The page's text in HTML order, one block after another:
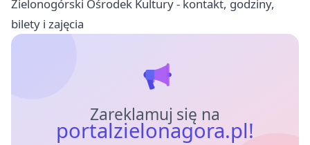
Zielonogórski Ośrodek Kultury - kontakt, godziny,
bilety i zajęcia
Zareklamuj się na
portalzielonagora.pl!